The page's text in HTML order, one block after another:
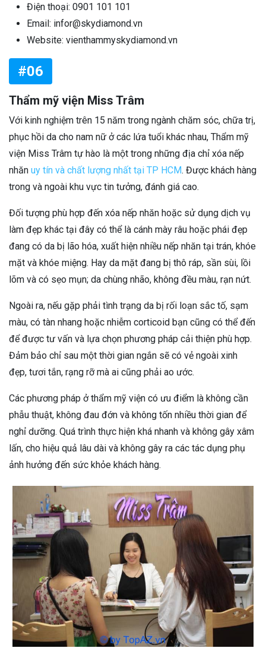
Điện thoại: 0901 101 101
Email: infor@skydiamond.vn
Website: vienthammyskydiamond.vn
#06
Thẩm mỹ viện Miss Trâm
Với kinh nghiệm trên 15 năm trong ngành chăm sóc, chữa trị,
phục hồi da cho nam nữ ở các lứa tuổi khác nhau, Thẩm mỹ
viện Miss Trâm tự hào là một trong những địa chỉ xóa nếp
nhăn uy tín và chất lượng nhất tại TP HCM. Được khách hàng
trong và ngoài khu vực tin tưởng, đánh giá cao.
Đối tượng phù hợp đến xóa nếp nhăn hoặc sử dụng dịch vụ
làm đẹp khác tại đây có thể là cánh mày râu hoặc phái đẹp
đang có da bị lão hóa, xuất hiện nhiều nếp nhăn tại trán, khóe
mặt và khóe miệng. Hay da mặt đang bị thô ráp, sần sùi, lồi
lõm và có sẹo mụn; da chùng nhão, không đều màu, rạn nứt.
Ngoài ra, nếu gặp phải tình trạng da bị rối loạn sắc tố, sạm
màu, có tàn nhang hoặc nhiễm corticoid bạn cũng có thể đến
để được tư vấn và lựa chọn phương pháp cải thiện phù hợp.
Đảm bảo chỉ sau một thời gian ngắn sẽ có vẻ ngoài xinh
đẹp, tươi tắn, rạng rỡ mà ai cũng phải ao ước.
Các phương pháp ở thẩm mỹ viện có ưu điểm là không cần
phẫu thuật, không đau đớn và không tốn nhiều thời gian để
nghỉ dưỡng. Quá trình thực hiện khá nhanh và không gây xâm
lấn, cho hiệu quả lâu dài và không gây ra các tác dụng phụ
ảnh hưởng đến sức khỏe khách hàng.